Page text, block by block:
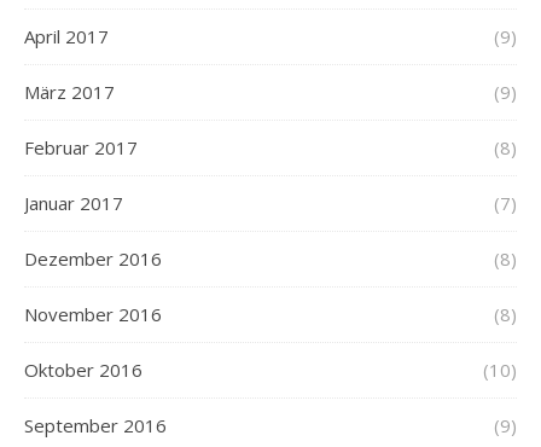
April 2017 (9)
März 2017 (9)
Februar 2017 (8)
Januar 2017 (7)
Dezember 2016 (8)
November 2016 (8)
Oktober 2016 (10)
September 2016 (9)